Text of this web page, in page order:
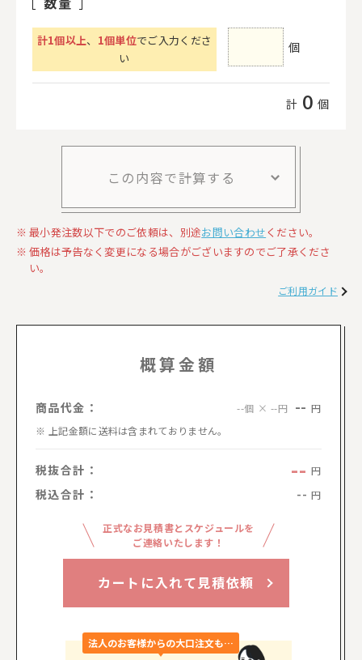
計1個以上、 1個単位でご入力くださ
い
個
計 0 個
この内容で計算する
最小発注数以下でのご依頼は、別途お問い合わせください。
価格は予告なく変更になる場合がございますのでご了承くださ
い。
ご利用ガイド
概算金額
商品代金： --個 × --円 -- 円
上記金額に送料は含まれておりません。
税抜合計： -- 円
税込合計： -- 円
正式なお見積書とスケジュールを
ご連絡いたします！
カートに入れて見積依頼
法人のお客様からの大口注文も…